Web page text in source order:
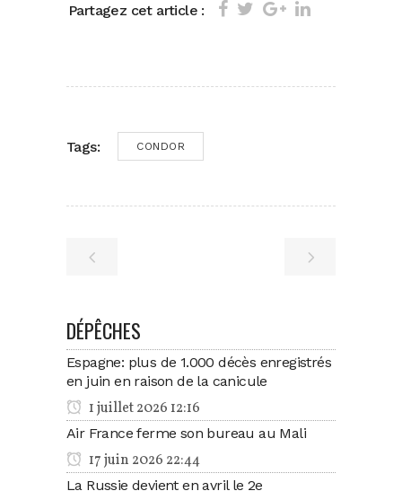
Partagez cet article :
Tags: CONDOR
DÉPÊCHES
Espagne: plus de 1.000 décès enregistrés
en juin en raison de la canicule
1 juillet 2026 12:16
Air France ferme son bureau au Mali
17 juin 2026 22:44
La Russie devient en avril le 2e